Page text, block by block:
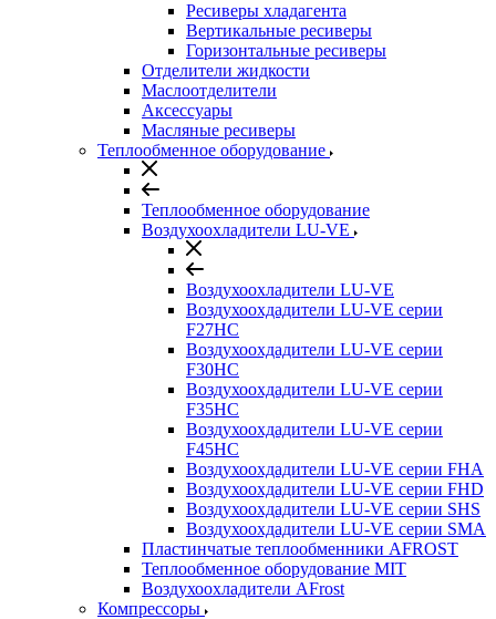
Ресиверы хладагента
Вертикальные ресиверы
Горизонтальные ресиверы
Отделители жидкости
Маслоотделители
Аксессуары
Масляные ресиверы
Теплообменное оборудование
Теплообменное оборудование
Воздухоохладители LU-VE
Воздухоохладители LU-VE
Воздухоохдадители LU-VE серии
F27HC
Воздухоохдадители LU-VE серии
F30HC
Воздухоохдадители LU-VE серии
F35HC
Воздухоохдадители LU-VE серии
F45HC
Воздухоохдадители LU-VE серии FHA
Воздухоохдадители LU-VE серии FHD
Воздухоохдадители LU-VE серии SHS
Воздухоохдадители LU-VE серии SMA
Пластинчатые теплообменники AFROST
Теплообменное оборудование MIT
Воздухоохладители AFrost
Компрессоры